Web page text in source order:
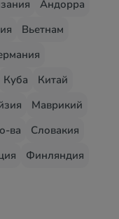
Андорра
Вьетнам
Куба
Китай
Маврикий
ва
Словакия
Финляндия